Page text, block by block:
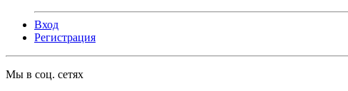
Вход
Регистрация
Мы в соц. сетях